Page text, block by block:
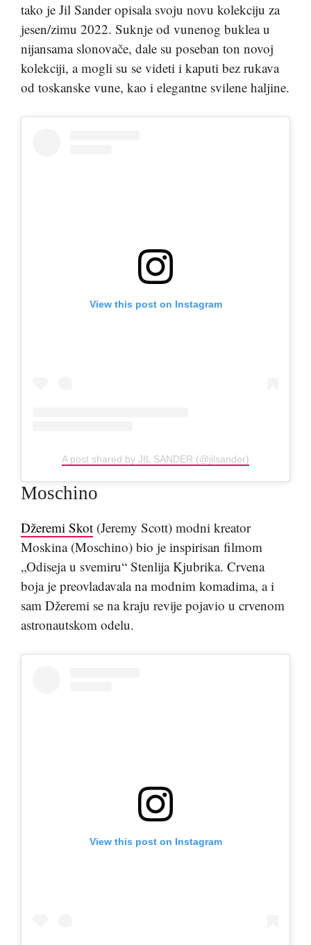
tako je Jil Sander opisala svoju novu kolekciju za
jesen/zimu 2022. Suknje od vunenog buklea u
nijansama slonovače, dale su poseban ton novoj
kolekciji, a mogli su se videti i kaputi bez rukava
od toskanske vune, kao i elegantne svilene haljine.
View this post on Instagram
A post shared by JIL SANDER (@jilsander)
Moschino
Džeremi Skot (Jeremy Scott) modni kreator
Moskina (Moschino) bio je inspirisan filmom
„Odiseja u svemiru“ Stenlija Kjubrika. Crvena
boja je preovladavala na modnim komadima, a i
sam Džeremi se na kraju revije pojavio u crvenom
astronautskom odelu.
View this post on Instagram